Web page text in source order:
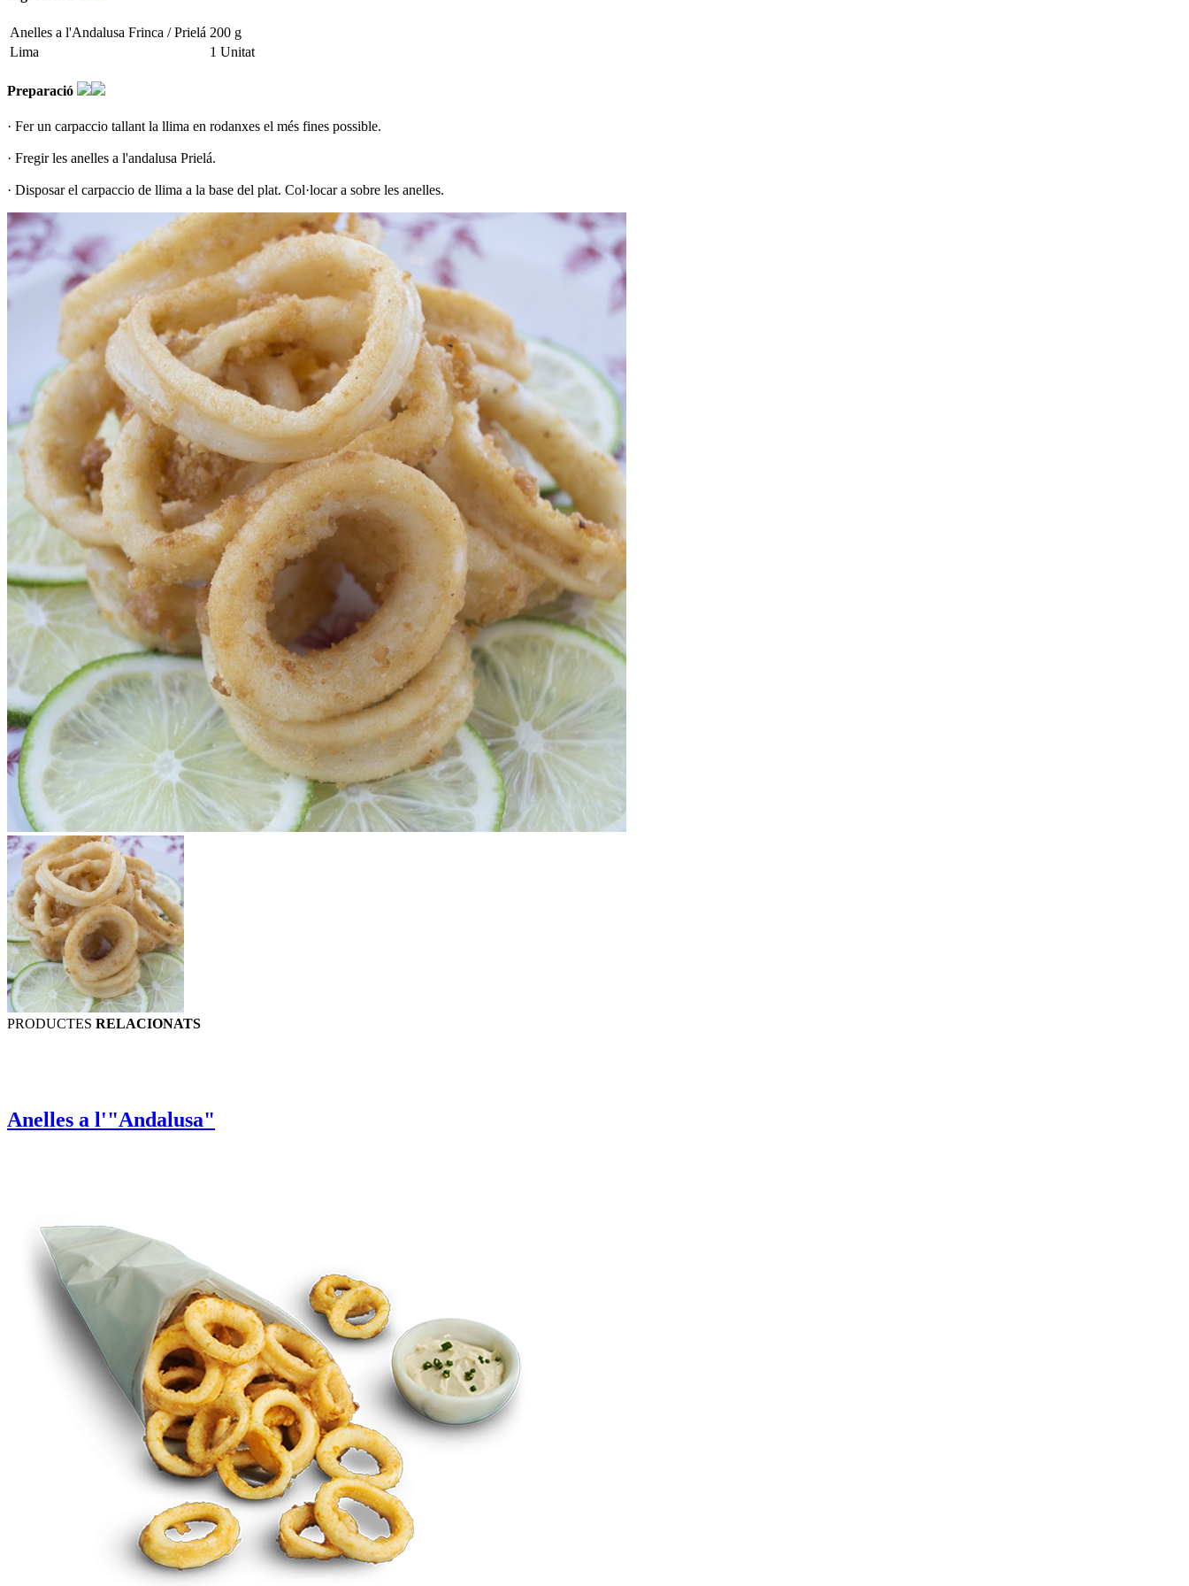
Anelles a l'Andalusa Frinca / Prielá 200 g
Lima
1 Unitat
Preparació
· Fer un carpaccio tallant la llima en rodanxes el més fines possible.
· Fregir les anelles a l'andalusa Prielá.
· Disposar el carpaccio de llima a la base del plat. Col·locar a sobre les anelles.
PRODUCTES RELACIONATS
Anelles a l'"Andalusa"